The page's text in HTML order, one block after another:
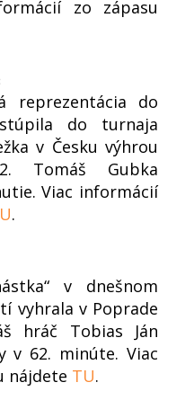
zo zápasu
reprezentácia do
do turnaja
v Česku výhrou
Tomáš Gubka
Viac informácií
.
v dnešnom
vyhrala v Poprade
hráč Tobias Ján
v 62. minúte. Viac
nájdete TU.